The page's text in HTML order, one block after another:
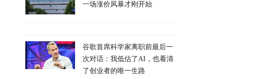
一场涨价风暴才刚开始
谷歌首席科学家离职前最后一
次对话：我低估了AI，也看清
了创业者的唯一生路